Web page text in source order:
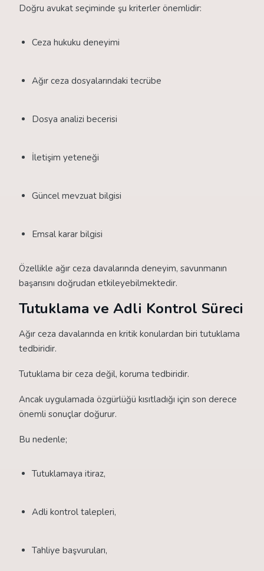
Doğru avukat seçiminde şu kriterler önemlidir:
Ceza hukuku deneyimi
Ağır ceza dosyalarındaki tecrübe
Dosya analizi becerisi
İletişim yeteneği
Güncel mevzuat bilgisi
Emsal karar bilgisi
Özellikle ağır ceza davalarında deneyim, savunmanın
başarısını doğrudan etkileyebilmektedir.
Tutuklama ve Adli Kontrol Süreci
Ağır ceza davalarında en kritik konulardan biri tutuklama
tedbiridir.
Tutuklama bir ceza değil, koruma tedbiridir.
Ancak uygulamada özgürlüğü kısıtladığı için son derece
önemli sonuçlar doğurur.
Bu nedenle;
Tutuklamaya itiraz,
Adli kontrol talepleri,
Tahliye başvuruları,